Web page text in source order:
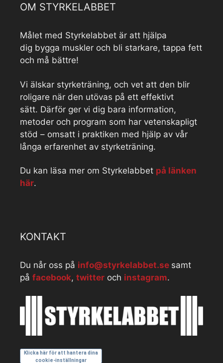
OM STYRKELABBET
Målet med Styrkelabbet är att hjälpa
dig bygga muskler och bli starkare, tappa fett
och må bättre!
Vi älskar styrketräning, och vet att den blir
roligare när den utövas på ett effektivt
sätt. Därför ger vi dig bara information,
metoder och program som har vetenskapligt
stöd – omsatt i praktiken med hjälp av vår
långa erfarenhet av styrketräning.
Du kan läsa mer om Styrkelabbet på länken
här.
KONTAKT
Du når oss på info@styrkelabbet.se samt
på facebook, twitter och instagram.
Klicka här för att hantera dina
cookie-inställningar